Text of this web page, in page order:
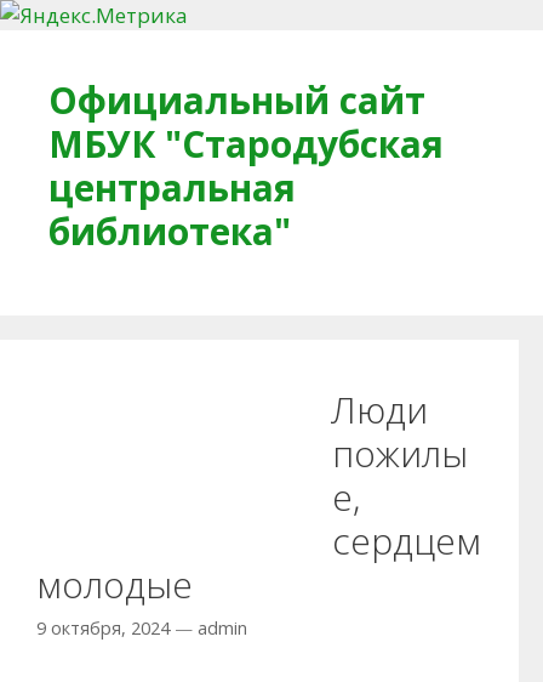
Официальный сайт
МБУК "Стародубская
центральная
библиотека"
Люди
пожилы
е,
сердцем
молодые
9 октября, 2024 — admin